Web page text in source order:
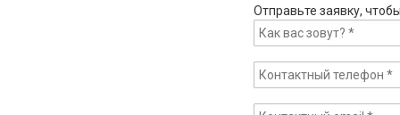
Отправьте заявку,